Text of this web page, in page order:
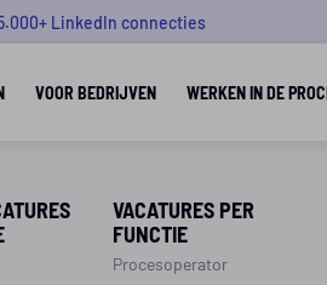
LinkedIn connecties
VOOR BEDRIJVEN WERKEN IN DE
VACATURES PER
FUNCTIE
Procesoperator